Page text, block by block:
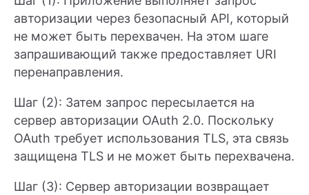
авторизации через безопасный API, который
не может быть перехвачен. На этом шаге
запрашивающий также предоставляет URI
перенаправления.
Шаг (2): Затем запрос пересылается на
сервер авторизации OAuth 2.0. Поскольку
OAuth требует использования TLS, эта связь
защищена TLS и не может быть перехвачена.
Шаг (3): Сервер авторизации возвращает